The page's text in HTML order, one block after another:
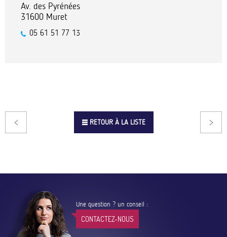
Av. des Pyrénées
31600 Muret
05 61 51 77 13
RETOUR À LA LISTE
Une question ? un conseil :
CONTACTEZ-NOUS